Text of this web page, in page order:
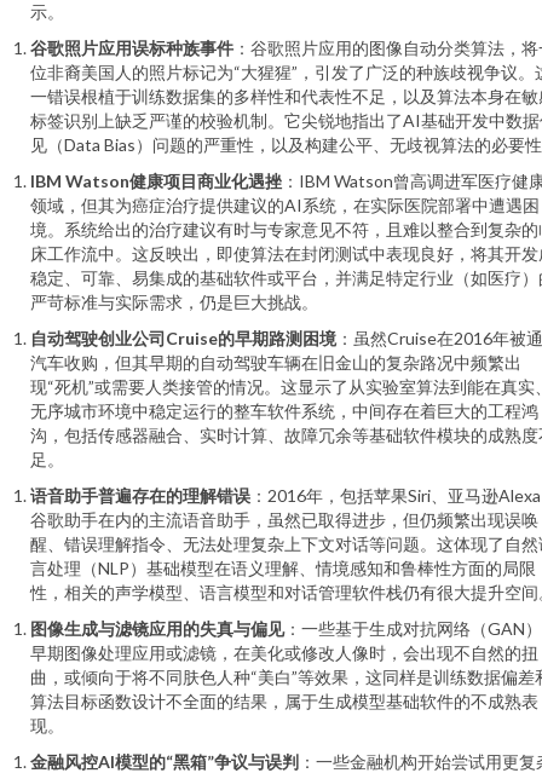
示。
谷歌照片应用误标种族事件 ：谷歌照片应用的图像自动分类算法，
位非裔美国人的照片标记为“大猩猩”，引发了广泛的种族歧视争议。
一错误根植于训练数据集的多样性和代表性不足，以及算法本身在敏
标签识别上缺乏严谨的校验机制。它尖锐地指出了AI基础开发中数
见（Data Bias）问题的严重性，以及构建公平、无歧视算法的必要
IBM Watson健康项目商业化遇挫 ：IBM Watson曾高调进军医疗健
领域，但其为癌症治疗提供建议的AI系统，在实际医院部署中遭遇困
境。系统给出的治疗建议有时与专家意见不符，且难以整合到复杂的
床工作流中。这反映出，即使算法在封闭测试中表现良好，将其开发
稳定、可靠、易集成的基础软件或平台，并满足特定行业（如医疗）
严苛标准与实际需求，仍是巨大挑战。
自动驾驶创业公司Cruise的早期路测困境 ：虽然Cruise在2016年被
汽车收购，但其早期的自动驾驶车辆在旧金山的复杂路况中频繁出
现“死机”或需要人类接管的情况。这显示了从实验室算法到能在真实
无序城市环境中稳定运行的整车软件系统，中间存在着巨大的工程鸿
沟，包括传感器融合、实时计算、故障冗余等基础软件模块的成熟度
足。
语音助手普遍存在的理解错误 ：2016年，包括苹果Siri、亚马逊
谷歌助手在内的主流语音助手，虽然已取得进步，但仍频繁出现误唤
醒、错误理解指令、无法处理复杂上下文对话等问题。这体现了自然
言处理（NLP）基础模型在语义理解、情境感知和鲁棒性方面的局限
性，相关的声学模型、语言模型和对话管理软件栈仍有很大提升空间
图像生成与滤镜应用的失真与偏见：一些基于生成对抗网络（GAN
早期图像处理应用或滤镜，在美化或修改人像时，会出现不自然的扭
曲，或倾向于将不同肤色人种“美白”等效果，这同样是训练数据偏差
算法目标函数设计不全面的结果，属于生成模型基础软件的不成熟表
现。
金融风控AI模型的“黑箱”争议与误判 ：一些金融机构开始尝试用更复